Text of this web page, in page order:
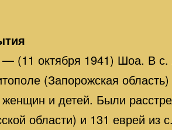
— (11 октября 1941) Шоа. В с.
(Запорожская
и детей. Были
области) и 131 еврей из